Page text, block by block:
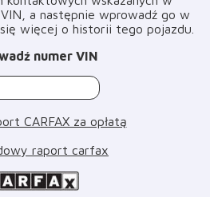
a następnie wprowadź go w
więcej o historii tego pojazdu
numer VIN
CARFAX za opłatą
raport carfax